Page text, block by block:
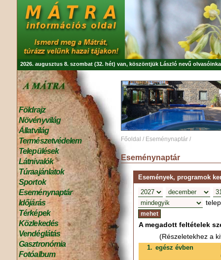
2026. augusztus 8. szombat (32. hét) van, köszöntjük László nevű
Földrajz
Növényvilág
Állatvilág
Természetvédelem
Települések
Látnivalók
Túraajánlatok
Sportok
Eseménynaptár
Időjárás
Térképek
Közlekedés
Vendéglátás
Gasztronómia
Fotóalbum
Főoldal / Eseménynaptár /
Eseménynaptár
Események, programok
A megadott feltételek
(Részeletekhez a
1. egész évben